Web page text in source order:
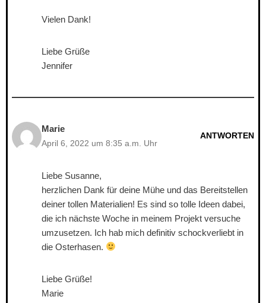
Vielen Dank!
Liebe Grüße
Jennifer
Marie
April 6, 2022 um 8:35 a.m. Uhr
ANTWORTEN
Liebe Susanne,
herzlichen Dank für deine Mühe und das Bereitstellen
deiner tollen Materialien! Es sind so tolle Ideen dabei,
die ich nächste Woche in meinem Projekt versuche
umzusetzen. Ich hab mich definitiv schockverliebt in
die Osterhasen.
Liebe Grüße!
Marie